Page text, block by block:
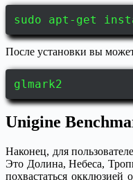
sudo apt-get
После установки вы
glmark2
Unigine
Наконец, для
Это Долина, Небеса,
похвастаться